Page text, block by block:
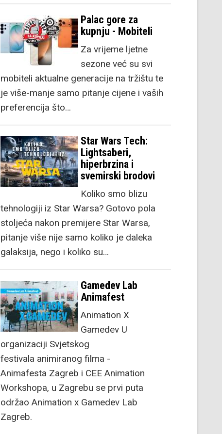
Palac gore za
kupnju - Mobiteli
Za vrijeme ljetne
sezone već su svi
mobiteli aktualne generacije na tržištu te
je više-manje samo pitanje cijene i vaših
preferencija što…
Star Wars Tech:
Lightsaberi,
hiperbrzina i
svemirski brodovi
Koliko smo blizu
tehnologiji iz Star Warsa? Gotovo pola
stoljeća nakon premijere Star Warsa,
pitanje više nije samo koliko je daleka
galaksija, nego i koliko su…
Gamedev Lab
Animafest
Animation X
Gamedev U
organizaciji Svjetskog
festivala animiranog filma -
Animafesta Zagreb i CEE Animation
Workshopa, u Zagrebu se prvi puta
održao Animation x Gamedev Lab
Zagreb.